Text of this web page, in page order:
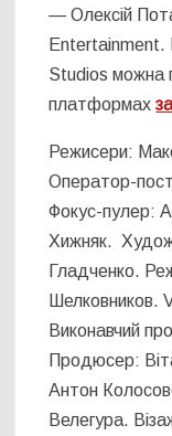
— Олексій
Entertainment.
Studios можна
платформах
Режисери:
Оператор-
Фокус-пулер:
Хижняк.
Гладченко.
Шелковников.
Виконавчий
Продюсер:
Антон
Велегура.